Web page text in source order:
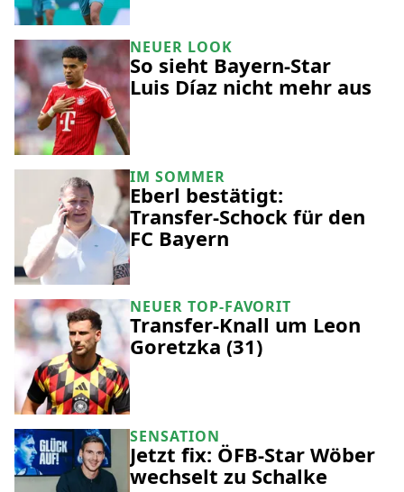
NEUER LOOK
So sieht Bayern-Star
Luis Díaz nicht mehr aus
IM SOMMER
Eberl bestätigt:
Transfer-Schock für den
FC Bayern
NEUER TOP-FAVORIT
Transfer-Knall um Leon
Goretzka (31)
SENSATION
Jetzt fix: ÖFB-Star Wöber
wechselt zu Schalke